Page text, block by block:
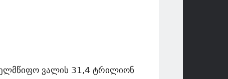
ვალის 31,4 ტრილიონ